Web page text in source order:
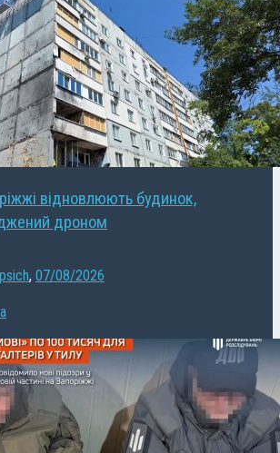
відновлюють будинок,
дроном
, 07/08/2026